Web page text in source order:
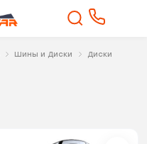
Шины и Диски Диски